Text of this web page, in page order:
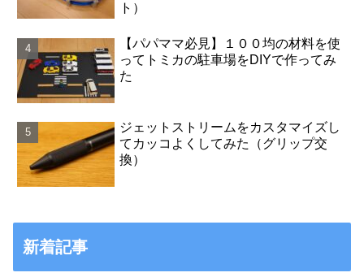
ト）
【パパママ必見】１００均の材料を使
ってトミカの駐車場をDIYで作ってみ
た
ジェットストリームをカスタマイズし
てカッコよくしてみた（グリップ交
換）
新着記事